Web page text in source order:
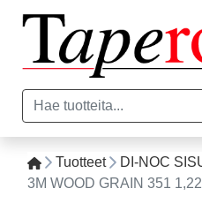
Tuotteet
DI-NOC
3M WOOD GRAIN 351